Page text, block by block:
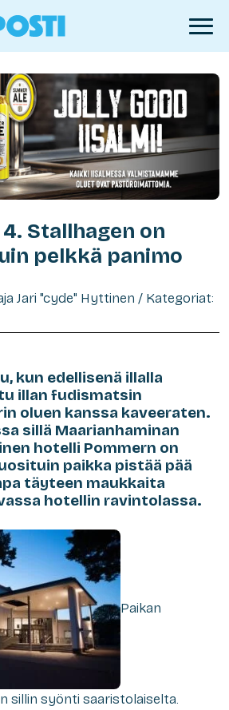
Stallhagen on
pelkkä panimo
Jari "cyde" Hyttinen / Kategoriat:
kun edellisenä illalla
illan fudismatsin
oluen kanssa kaveeraten.
sillä Maarianhaminan
hotelli Pommern on
paikka pistää pää
täyteen maukkaita
hotellin ravintolassa.
Paikan
sillin syönti saaristolaiselta.